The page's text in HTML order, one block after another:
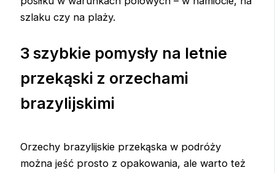
szlaku czy na plaży.
3 szybkie pomysły na letnie
przekąski z orzechami
brazylijskimi
Orzechy brazylijskie przekąska w podróży
można jeść prosto z opakowania, ale warto też